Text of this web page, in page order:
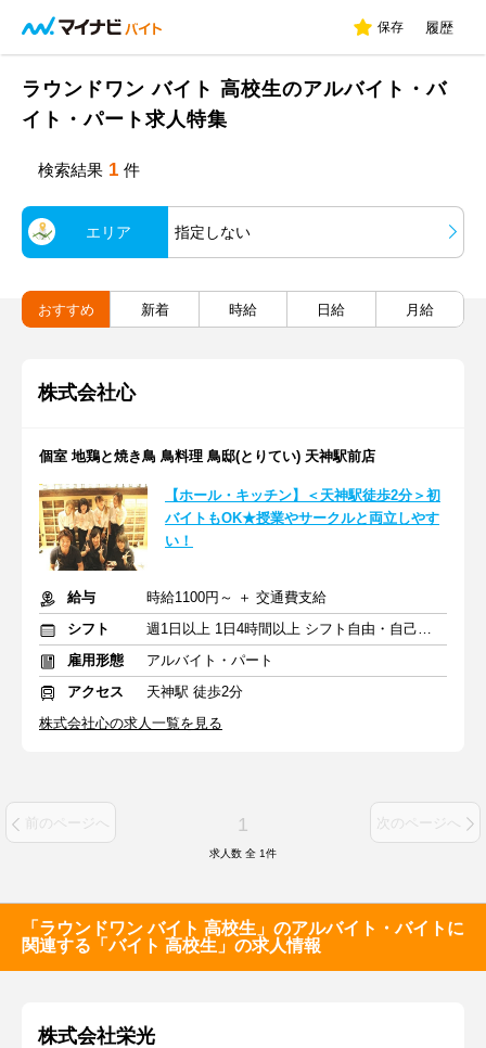
保存 履歴
ラウンドワン バイト 高校生のアルバイト・バ
イト・パート求人特集
検索結果 1 件
エリア 指定しない
おすすめ 新着 時給 日給 月給
株式会社心
個室 地鶏と焼き鳥 鳥料理 鳥邸(とりてい) 天神駅前店
【ホール・キッチン】＜天神駅徒歩2分＞初
バイトもOK★授業やサークルと両立しやす
い！
給与
時給1100円～ ＋ 交通費支給
シフト
週1日以上 1日4時間以上 シフト自由・自己申告
雇用形態
アルバイト・パート
アクセス
天神駅 徒歩2分
株式会社心の求人一覧を見る
前のページへ 1 次のページへ
求人数 全 1件
「ラウンドワン バイト 高校生」のアルバイト・バイトに
関連する「バイト 高校生」の求人情報
株式会社栄光